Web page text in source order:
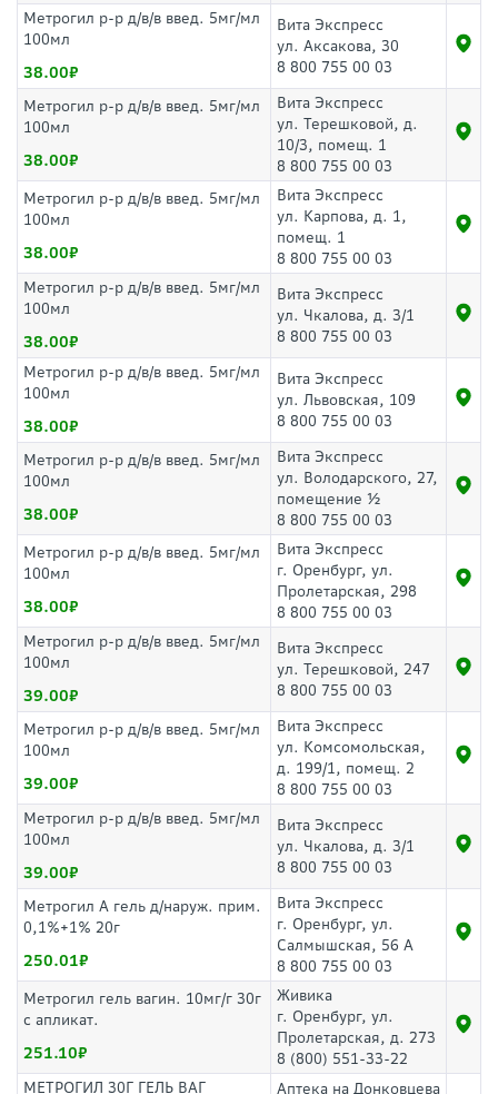
Метрогил р-р д/в/в введ. 5мг/мл
100мл
38.00
Вита Экспресс
ул. Аксакова, 30
8 800 755 00 03
Метрогил р-р д/в/в введ. 5мг/мл
100мл
38.00
Вита Экспресс
ул. Терешковой, д.
10/3, помещ. 1
8 800 755 00 03
Метрогил р-р д/в/в введ. 5мг/мл
100мл
38.00
Вита Экспресс
ул. Карпова, д. 1,
помещ. 1
8 800 755 00 03
Метрогил р-р д/в/в введ. 5мг/мл
100мл
38.00
Вита Экспресс
ул. Чкалова, д. 3/1
8 800 755 00 03
Метрогил р-р д/в/в введ. 5мг/мл
100мл
38.00
Вита Экспресс
ул. Львовская, 109
8 800 755 00 03
Метрогил р-р д/в/в введ. 5мг/мл
100мл
38.00
Вита Экспресс
ул. Володарского, 27,
помещение ½
8 800 755 00 03
Метрогил р-р д/в/в введ. 5мг/мл
100мл
38.00
Вита Экспресс
г. Оренбург, ул.
Пролетарская, 298
8 800 755 00 03
Метрогил р-р д/в/в введ. 5мг/мл
100мл
39.00
Вита Экспресс
ул. Терешковой, 247
8 800 755 00 03
Метрогил р-р д/в/в введ. 5мг/мл
100мл
39.00
Вита Экспресс
ул. Комсомольская,
д. 199/1, помещ. 2
8 800 755 00 03
Метрогил р-р д/в/в введ. 5мг/мл
100мл
39.00
Вита Экспресс
ул. Чкалова, д. 3/1
8 800 755 00 03
Метрогил А гель д/наруж. прим.
0,1%+1% 20г
250.01
Вита Экспресс
г. Оренбург, ул.
Салмышская, 56 А
8 800 755 00 03
Метрогил гель вагин. 10мг/г 30г
с апликат.
251.10
Живика
г. Оренбург, ул.
Пролетарская, д. 273
8 (800) 551-33-22
МЕТРОГИЛ 30Г ГЕЛЬ ВАГ
Аптека на Донковцева